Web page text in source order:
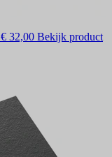
€ 32,00 Bekijk product